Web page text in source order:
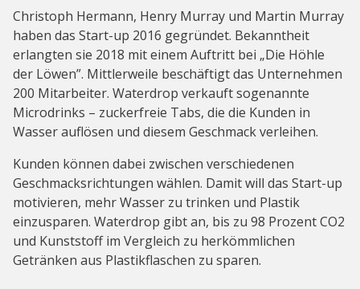
Christoph Hermann, Henry Murray und Martin Murray
haben das Start-up 2016 gegründet. Bekanntheit
erlangten sie 2018 mit einem Auftritt bei „Die Höhle
der Löwen”. Mittlerweile beschäftigt das Unternehmen
200 Mitarbeiter. Waterdrop verkauft sogenannte
Microdrinks – zuckerfreie Tabs, die die Kunden in
Wasser auflösen und diesem Geschmack verleihen.
Kunden können dabei zwischen verschiedenen
Geschmacksrichtungen wählen. Damit will das Start-up
motivieren, mehr Wasser zu trinken und Plastik
einzusparen. Waterdrop gibt an, bis zu 98 Prozent CO2
und Kunststoff im Vergleich zu herkömmlichen
Getränken aus Plastikflaschen zu sparen.